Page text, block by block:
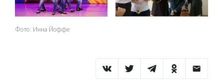
Фото: Инна Йоффе